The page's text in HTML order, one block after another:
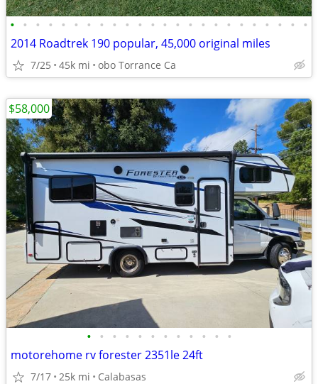
• • • • • • • • • • • • • • • • • • • • • • • •
2014 Roadtrek 190 popular, 45,000 original miles
7/25 45k mi obo Torrance Ca
• • • • • • • • • • • •
motorehome rv forester 2351le 24ft
7/17 25k mi Calabasas
$58,000